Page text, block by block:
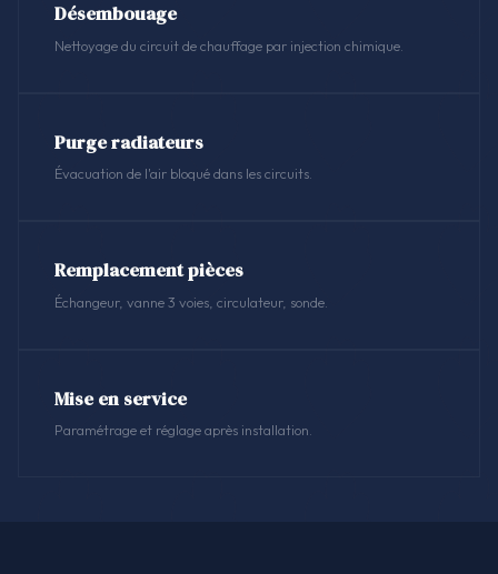
Désembouage
Nettoyage du circuit de chauffage par injection chimique.
Purge radiateurs
Évacuation de l'air bloqué dans les circuits.
Remplacement pièces
Échangeur, vanne 3 voies, circulateur, sonde.
Mise en service
Paramétrage et réglage après installation.